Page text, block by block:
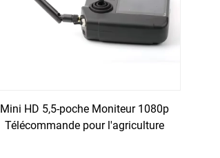
Mini HD 5,5-poche Moniteur 1080p
Télécommande pour l'agriculture